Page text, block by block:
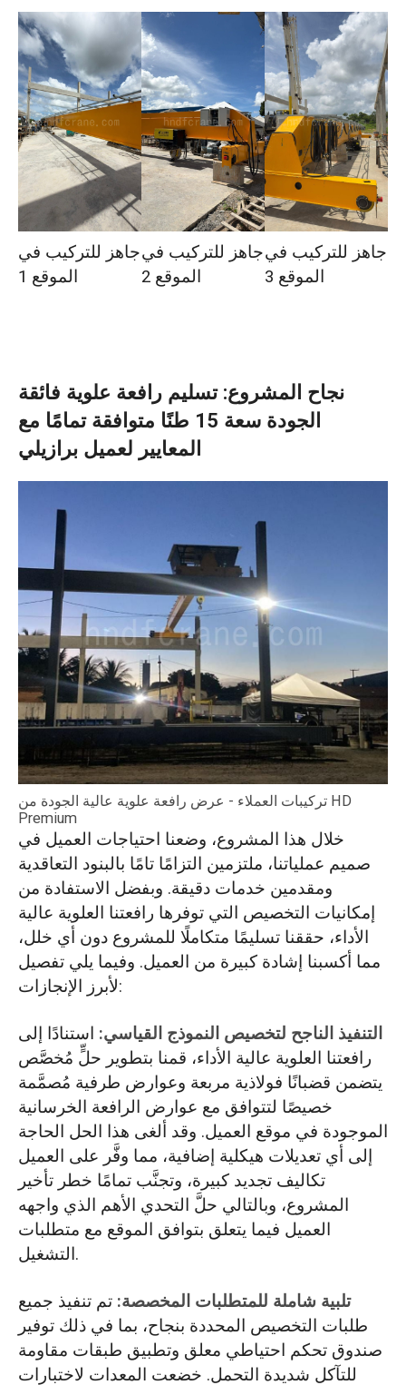
جاهز للتركيب في
الموقع 1
جاهز للتركيب في
الموقع 2
جاهز للتركيب في
الموقع 3
نجاح المشروع: تسليم رافعة علوية فائقة
الجودة سعة 15 طنًا متوافقة تمامًا مع
المعايير لعميل برازيلي
تركيبات العملاء - عرض رافعة علوية عالية الجودة من HD
Premium
خلال هذا المشروع، وضعنا احتياجات العميل في
صميم عملياتنا، ملتزمين التزامًا تامًا بالبنود التعاقدية
ومقدمين خدمات دقيقة. وبفضل الاستفادة من
إمكانيات التخصيص التي توفرها رافعتنا العلوية عالية
الأداء، حققنا تسليمًا متكاملًا للمشروع دون أي خلل،
مما أكسبنا إشادة كبيرة من العميل. وفيما يلي تفصيل
لأبرز الإنجازات:
التنفيذ الناجح لتخصيص النموذج القياسي: استنادًا إلى
رافعتنا العلوية عالية الأداء، قمنا بتطوير حلٍّ مُخصَّص
يتضمن قضبانًا فولاذية مربعة وعوارض طرفية مُصمَّمة
خصيصًا لتتوافق مع عوارض الرافعة الخرسانية
الموجودة في موقع العميل. وقد ألغى هذا الحل الحاجة
إلى أي تعديلات هيكلية إضافية، مما وفَّر على العميل
تكاليف تجديد كبيرة، وتجنَّب تمامًا خطر تأخير
المشروع، وبالتالي حلَّ التحدي الأهم الذي واجهه
العميل فيما يتعلق بتوافق الموقع مع متطلبات
التشغيل.
تلبية شاملة للمتطلبات المخصصة: تم تنفيذ جميع
طلبات التخصيص المحددة بنجاح، بما في ذلك توفير
صندوق تحكم احتياطي معلق وتطبيق طبقات مقاومة
للتآكل شديدة التحمل. خضعت المعدات لاختبارات